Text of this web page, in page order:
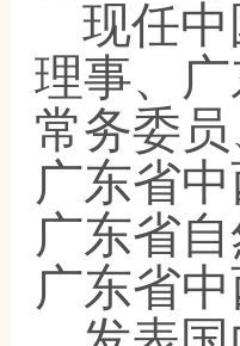
现任
理事、
常务委
广东省
广东省
广东省